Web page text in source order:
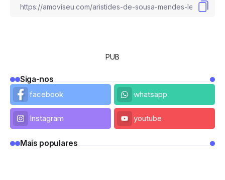
PUB
Siga-nos
facebook
whatsapp
Instagram youtube
Mais populares